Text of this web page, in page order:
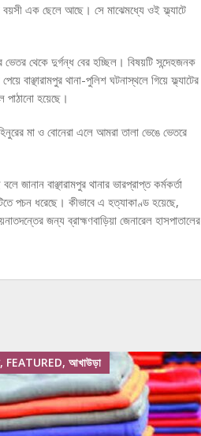
বয়সী এক ছেলে আছে। সে মাঝেমধ্যে ওই ফ্ল্যাটে
থেকে দুর্গন্ধ বের হচ্ছিল। বিষয়টি সন্দেহজনক
বাঞ্ছারামপুর থানা-পুলিশ ঘটনাস্থলে গিয়ে ফ্ল্যাটের
পাঠানো হয়েছে।
মা ও বোনেরা এলে আমরা তালা ভেঙে ভেতরে
বাঞ্ছারামপুর থানার ভারপ্রাপ্ত কর্মকর্তা
পচন ধরেছে। কীভাবে এ হত্যাকাণ্ড হয়েছে,
জন্য ব্রাহ্মণবাড়িয়া জেনারেল হাসপাতালের
FEATURED, আখাউড়া